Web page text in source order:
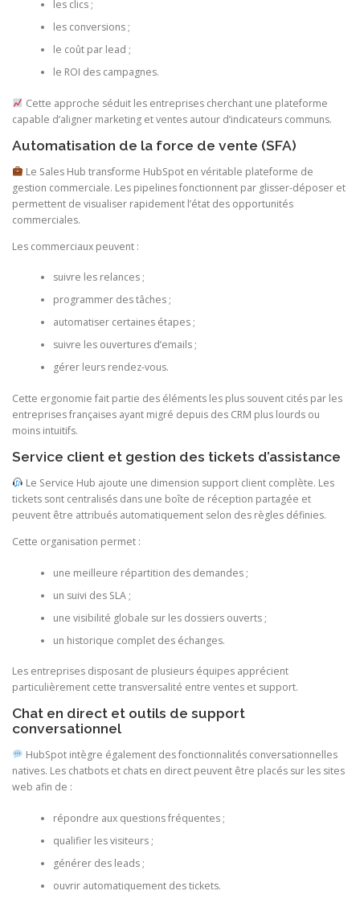
les clics ;
les conversions ;
le coût par lead ;
le ROI des campagnes.
Cette approche séduit les entreprises cherchant une plateforme
capable d’aligner marketing et ventes autour d’indicateurs communs.
Automatisation de la force de vente (SFA)
Le Sales Hub transforme HubSpot en véritable plateforme de
gestion commerciale. Les pipelines fonctionnent par glisser-déposer et
permettent de visualiser rapidement l’état des opportunités
commerciales.
Les commerciaux peuvent :
suivre les relances ;
programmer des tâches ;
automatiser certaines étapes ;
suivre les ouvertures d’emails ;
gérer leurs rendez-vous.
Cette ergonomie fait partie des éléments les plus souvent cités par les
entreprises françaises ayant migré depuis des CRM plus lourds ou
moins intuitifs.
Service client et gestion des tickets d’assistance
Le Service Hub ajoute une dimension support client complète. Les
tickets sont centralisés dans une boîte de réception partagée et
peuvent être attribués automatiquement selon des règles définies.
Cette organisation permet :
une meilleure répartition des demandes ;
un suivi des SLA ;
une visibilité globale sur les dossiers ouverts ;
un historique complet des échanges.
Les entreprises disposant de plusieurs équipes apprécient
particulièrement cette transversalité entre ventes et support.
Chat en direct et outils de support
conversationnel
HubSpot intègre également des fonctionnalités conversationnelles
natives. Les chatbots et chats en direct peuvent être placés sur les sites
web afin de :
répondre aux questions fréquentes ;
qualifier les visiteurs ;
générer des leads ;
ouvrir automatiquement des tickets.